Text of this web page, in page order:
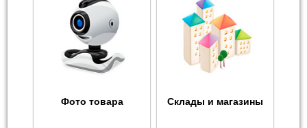
Фото товара Склады и магазины